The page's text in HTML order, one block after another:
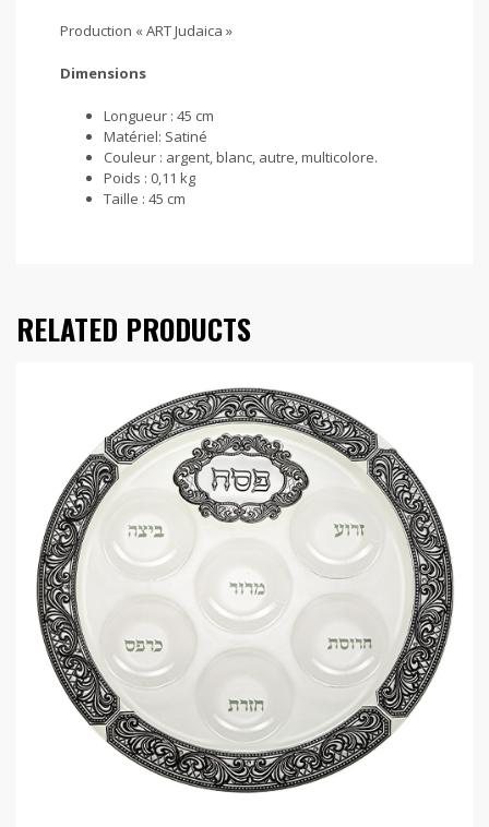
Production « ART Judaica »
Dimensions
Longueur : 45 cm
Matériel: Satiné
Couleur : argent, blanc, autre, multicolore.
Poids : 0,11 kg
Taille : 45 cm
RELATED PRODUCTS